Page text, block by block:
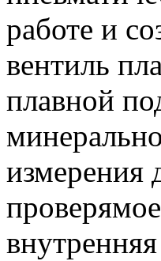
работе и
вентиль
плавной
измерения